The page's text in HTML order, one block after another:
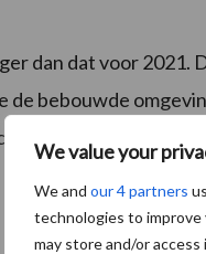
We value your
We and our 4 partners
technologies to
may store and/or
dan dat voor 2021.
de bebouwde
van juli tot